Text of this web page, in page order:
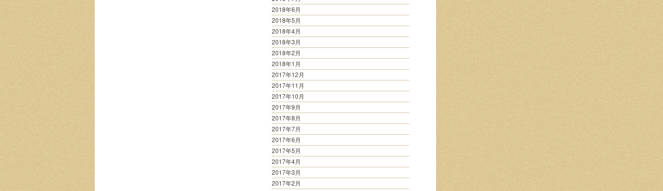
2018年6月
2018年5月
2018年4月
2018年3月
2018年2月
2018年1月
2017年12月
2017年11月
2017年10月
2017年9月
2017年8月
2017年7月
2017年6月
2017年5月
2017年4月
2017年3月
2017年2月